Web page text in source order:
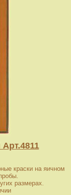
краски на яичном
размерах.